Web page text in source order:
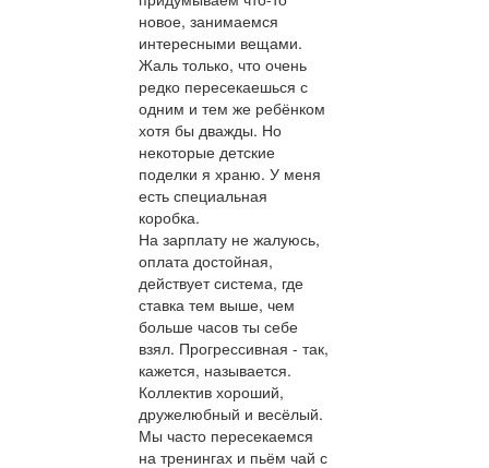
новое, занимаемся
интересными вещами.
Жаль только, что очень
редко пересекаешься с
одним и тем же ребёнком
хотя бы дважды. Но
некоторые детские
поделки я храню. У меня
есть специальная
коробка.
На зарплату не жалуюсь,
оплата достойная,
действует система, где
ставка тем выше, чем
больше часов ты себе
взял. Прогрессивная - так,
кажется, называется.
Коллектив хороший,
дружелюбный и весёлый.
Мы часто пересекаемся
на тренингах и пьём чай с